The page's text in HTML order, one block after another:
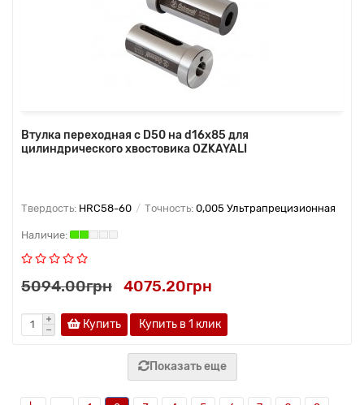
Втулка переходная с D50 на d16х85 для
цилиндрического хвостовика OZKAYALI
Твердость: HRC58-60 Точность: 0,005 Ультрапрецизионная
5094.00грн 4075.20грн
Купить Купить в 1 клик
Показать еще